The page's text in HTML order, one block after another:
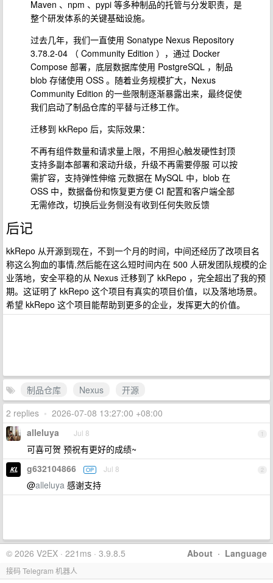
Maven 、npm 、pypi 等多种制品的托管与分发职责，是
整个研发体系的关键基础设施。
过去几年，我们一直使用 Sonatype Nexus Repository
3.78.2-04 （ Community Edition ），通过 Docker
Compose 部署，底层数据库使用 PostgreSQL ，制品
blob 存储使用 OSS 。随着业务规模扩大，Nexus
Community Edition 的一些限制逐渐暴露出来，最终促使
我们启动了制品仓库的平替与迁移工作。
迁移到 kkRepo 后，实际效果：
不再有组件数量和请求量上限，不用担心触发硬性封顶
支持多副本部署和滚动升级，升级不再需要停服 可以按
需扩容，支持弹性伸缩 元数据在 MySQL 中，blob 在
OSS 中，数据备份和恢复更方便 CI 配置和客户端全部
无需修改，切换后业务侧没有收到任何失败反馈
后记
kkRepo 从开源到现在，不到一个月的时间，中间还经历了改项目名
称这么狗血的事情,然后能在这么短时间内在 500 人研发团队规模的企
业落地，安全平稳的从 Nexus 迁移到了 kkRepo ，完全超出了我的预
期。这证明了 kkRepo 这个项目有真实的项目价值，以及落地场景。
希望 kkRepo 这个项目能帮助到更多的企业，发挥更大的价值。
制品仓库 Nexus
开源
2 replies • 2026-07-08 13:27:00 +08:00
1
alleluya Jul 8
可喜可贺 预祝有更好的成绩~
2
g632104866 OP Jul 8
@alleluya 感谢支持
About · Language
© 2026 V2EX · 221ms · 3.9.8.5
接码 Telegram 机器人